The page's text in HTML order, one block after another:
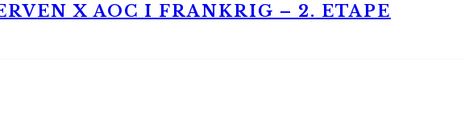
X AOC I FRANKRIG – 2. ETAPE